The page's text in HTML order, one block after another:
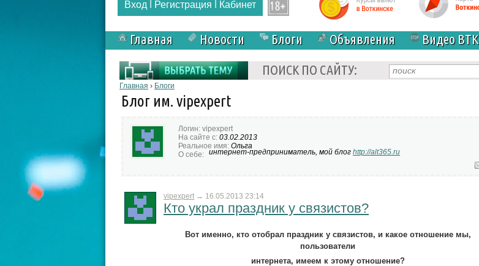
Вход Регистрация Кабинет
Главная Новости Блоги Объявления Видео ВТК
ПОИСК ПО САЙТУ:
Форма поиска
Вы здесь
Главная › Блоги
Блог им. vipexpert
Логин: vipexpert
На сайте с: 03.02.2013
Реальное имя: Ольга
О себе: интернет-предприниматель, мой блог http://alt365.ru
vipexpert → 16.05.2013 23:14
Кто украл праздник у связистов?
Вот именно, кто отобрал праздник у связистов, и какое отношение мы,
пользователи
интернета, имеем к этому отношение?